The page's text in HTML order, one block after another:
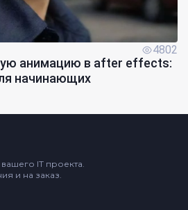
4802
анимацию в after effects:
начинающих
IT проекта.
и на заказ.